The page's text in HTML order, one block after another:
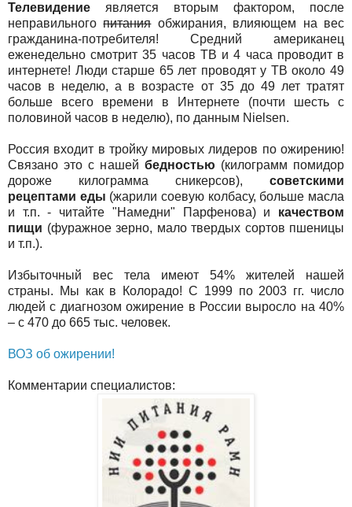
Телевидение является вторым фактором, после
неправильногопитанияобжирания, влияющем на вес
гражданина-потребителя! Средний американец
еженедельно смотрит 35 часов ТВ и 4 часа проводит в
интернете! Люди старше 65 лет проводят у ТВ около 49
часов в неделю, а в возрасте от 35 до 49 лет тратят
больше всего времени в Интернете (почти шесть с
половиной часов в неделю), по данным Nielsen.
Россия входит в тройку мировых лидеров по ожирению!
Связано это с нашей бедностью (килограмм помидор
дороже килограмма сникерсов), советскими
рецептами еды (жарили соевую колбасу, больше масла
и т.п. - читайте "Намедни" Парфенова) и качеством
пищи (фуражное зерно, мало твердых сортов пшеницы
и т.п.).
Избыточный вес тела имеют 54% жителей нашей
страны. Мы как в Колорадо! С 1999 по 2003 гг. число
людей с диагнозом ожирение в России выросло на 40%
– с 470 до 665 тыс. человек.
ВОЗ об ожирении!
Комментарии специалистов: